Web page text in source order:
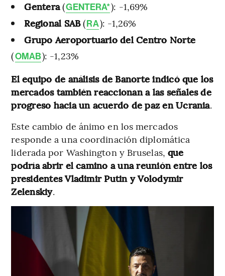
Gentera(GENTERA*): -1,69%
Regional SAB(RA): -1,26%
Grupo Aeroportuario del Centro Norte
(OMAB): -1,23%
El equipo de análisis de Banorte indicó que los
mercados también reaccionan a las señales de
progreso hacia un acuerdo de paz en Ucrania.
Este cambio de ánimo en los mercados
responde a una coordinación diplomática
liderada por Washington y Bruselas, que
podría abrir el camino a una reunión entre los
presidentes Vladimir Putin y Volodymir
Zelenskiy.